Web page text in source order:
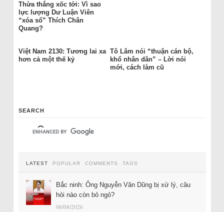
Thừa thắng xốc tới: Vì sao
lực lượng Dư Luận Viên
“xóa sổ” Thích Chân
Quang?
Việt Nam 2130: Tương lai xa
hơn cả một thế kỷ
Tô Lâm nói “thuận cán bộ,
khổ nhân dân” – Lời nói
mới, cách làm cũ
SEARCH
LATEST POPULAR COMMENTS TAGS
Bắc ninh: Ông Nguyễn Văn Dũng bị xử lý, câu
hỏi nào còn bỏ ngỏ?
08/08/2026